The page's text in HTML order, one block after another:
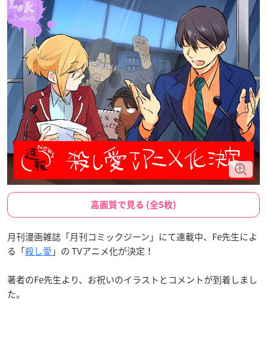
高画質で見る (全5枚)
月刊漫画雑誌「月刊コミックジーン」にて連載中、Fe先生によ
る「殺し愛 」の TVアニメ化が決定！
著者のFe先生より、お祝いのイラストとコメントが到着しまし
た。